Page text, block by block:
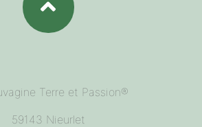
Terre et Passion®
59143 Nieurlet